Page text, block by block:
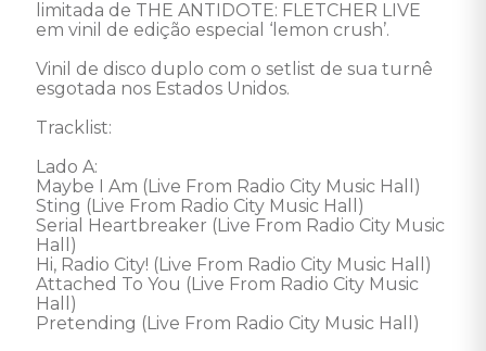
limitada de THE ANTIDOTE: FLETCHER LIVE
em vinil de edição especial ‘lemon crush’.
Vinil de disco duplo com o setlist de sua turnê
esgotada nos Estados Unidos.
Tracklist:
Lado A:
Maybe I Am (Live From Radio City Music Hall)
Sting (Live From Radio City Music Hall)
Serial Heartbreaker (Live From Radio City Music
Hall)
Hi, Radio City! (Live From Radio City Music Hall)
Attached To You (Live From Radio City Music
Hall)
Pretending (Live From Radio City Music Hall)